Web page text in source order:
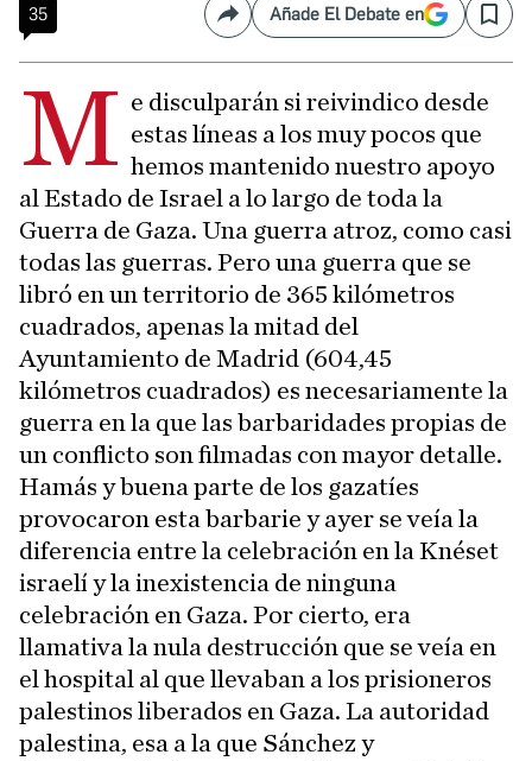
35 CompartirAñade El Debate en Save
M e disculparán si reivindico desde
estas líneas a los muy pocos que
hemos mantenido nuestro apoyo
al Estado de Israel a lo largo de toda la
Guerra de Gaza. Una guerra atroz, como casi
todas las guerras. Pero una guerra que se
libró en un territorio de 365 kilómetros
cuadrados, apenas la mitad del
Ayuntamiento de Madrid (604,45
kilómetros cuadrados) es necesariamente la
guerra en la que las barbaridades propias de
un conflicto son filmadas con mayor detalle.
Hamás y buena parte de los gazatíes
provocaron esta barbarie y ayer se veía la
diferencia entre la celebración en la Knéset
israelí y la inexistencia de ninguna
celebración en Gaza. Por cierto, era
llamativa la nula destrucción que se veía en
el hospital al que llevaban a los prisioneros
palestinos liberados en Gaza. La autoridad
palestina, esa a la que Sánchez y